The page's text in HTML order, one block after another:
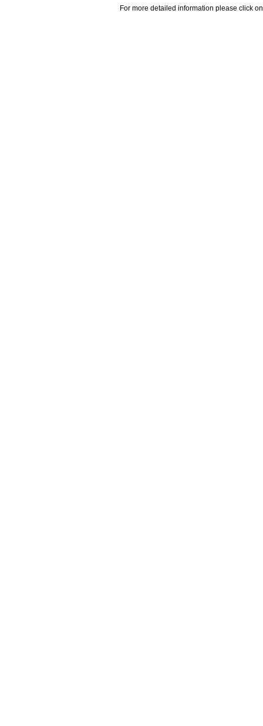
For more detailed information please click